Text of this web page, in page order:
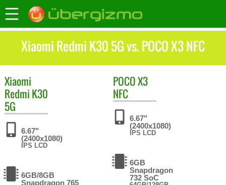
Xiaomi Redmi K30 5G vs. POCO X3 NFC
Xiaomi
Redmi K30
5G
6.67"
(2400x1080)
IPS LCD
6GB/8GB
Snapdragon 765
POCOX3
NFC
6.67"
(2400x1080)
IPS LCD
6GB
Snapdragon
732 SoC